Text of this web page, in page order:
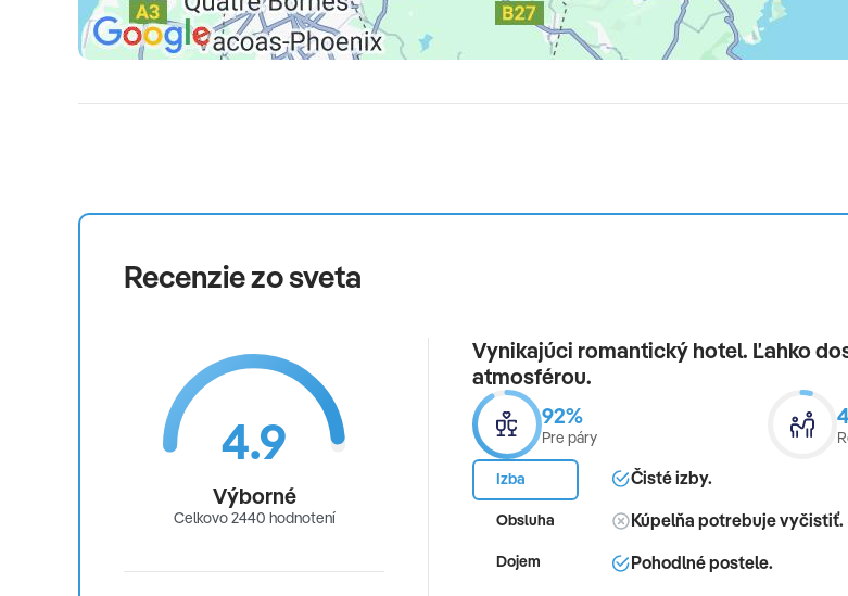
Recenzie zo sveta
4.9
Výborné
Celkovo 2440 hodnotení
Vynikajúci romantický hotel. Ľahko
atmosférou.
92%
Pre páry
Izba
Obsluha
Dojem
Čisté izby.
Kúpelňa potrebuje vyčistiť.
Pohodlné postele.